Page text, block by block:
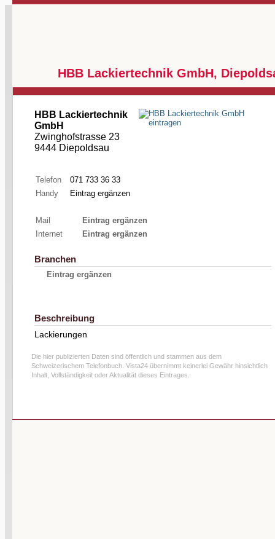
HBB Lackiertechnik GmbH,
HBB Lackiertechnik
GmbH
Zwinghofstrasse 23
9444 Diepoldsau
Telefon
071 733 36 33
Handy
Eintrag ergänzen
Mail
Eintrag ergänzen
Internet
Eintrag ergänzen
Branchen
Eintrag ergänzen
Beschreibung
Lackierungen
Die hier publizierten Daten sind öffentlich und stammen aus dem
Schweizerischem Telefonbuch. Vista24 übernimmt keinerlei Gewähr hinsichtlich
Inhalt, Vollständigkeit oder Aktualität dieses Eintrages.